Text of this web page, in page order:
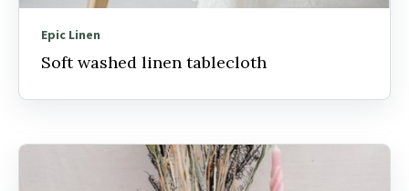
Epic Linen
Soft washed linen tablecloth